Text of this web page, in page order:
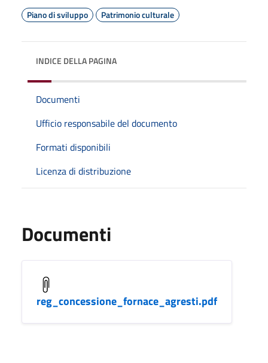
Piano di sviluppo
Patrimonio culturale
INDICE DELLA PAGINA
Documenti
Ufficio responsabile del documento
Formati disponibili
Licenza di distribuzione
Documenti
reg_concessione_fornace_agresti.pdf